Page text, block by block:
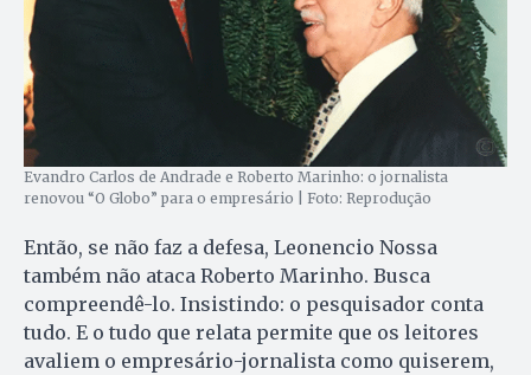
Evandro Carlos de Andrade e Roberto Marinho: o jornalista
renovou “O Globo” para o empresário | Foto: Reprodução
Então, se não faz a defesa, Leonencio Nossa
também não ataca Roberto Marinho. Busca
compreendê-lo. Insistindo: o pesquisador conta
tudo. E o tudo que relata permite que os leitores
avaliem o empresário-jornalista como quiserem,